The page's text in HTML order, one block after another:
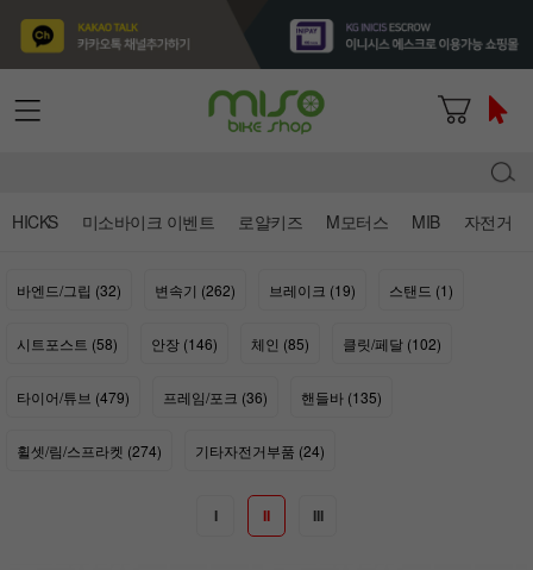
HICKS 미소바이크 이벤트 로얄키즈 M모터스 MIB 자전거
바엔드/그립 (32) 변속기 (262) 브레이크 (19) 스탠드 (1)
시트포스트 (58) 안장 (146) 체인 (85) 클릿/페달 (102)
타이어/튜브 (479) 프레임/포크 (36) 핸들바 (135)
휠셋/림/스프라켓 (274) 기타자전거부품 (24)
I II III